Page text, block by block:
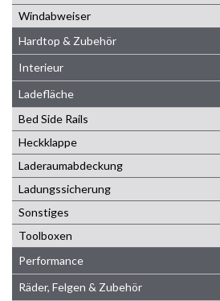
Windabweiser
Hardtop & Zubehör
Interieur
Ladefläche
Bed Side Rails
Heckklappe
Laderaumabdeckung
Ladungssicherung
Sonstiges
Toolboxen
Performance
Räder, Felgen & Zubehör